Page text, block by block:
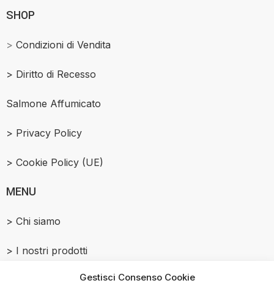
Gestisci Consenso Cookie
SHOP
> Condizioni di Vendita
> Diritto di Recesso
Salmone Affumicato
> Privacy Policy
> Cookie Policy (UE)
MENU
> Chi siamo
> I nostri prodotti